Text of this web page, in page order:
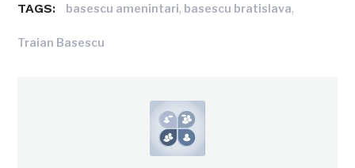
TAGS: basescu amenintari, basescu bratislava,
Traian Basescu